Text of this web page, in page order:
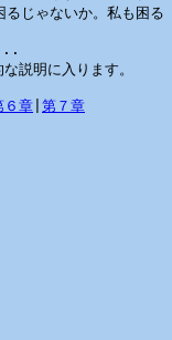
るじゃないか。私も困
説明に入ります。
６章 第７章